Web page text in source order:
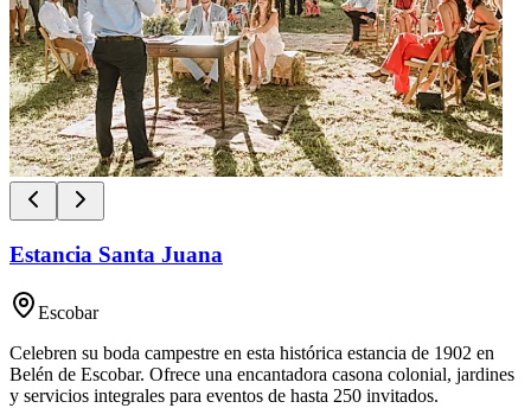
Estancia Santa Juana
Escobar
Celebren su boda campestre en esta histórica estancia de 1902 en
Belén de Escobar. Ofrece una encantadora casona colonial, jardines
y servicios integrales para eventos de hasta 250 invitados.